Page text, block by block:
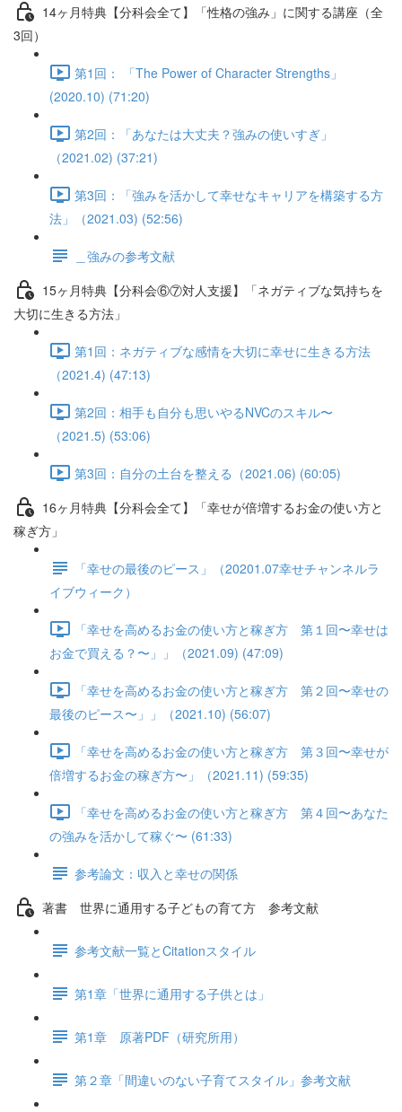
14ヶ月特典【分科会全て】「性格の強み」に関する講座（全
3回）
第1回： 「The Power of Character Strengths」
(2020.10) (71:20)
第2回：「あなたは大丈夫？強みの使いすぎ」
（2021.02) (37:21)
第3回：「強みを活かして幸せなキャリアを構築する方
法」（2021.03) (52:56)
＿強みの参考文献
15ヶ月特典【分科会⑥⑦対人支援】「ネガティブな気持ちを
大切に生きる方法」
第1回：ネガティブな感情を大切に幸せに生きる方法
（2021.4) (47:13)
第2回：相手も自分も思いやるNVCのスキル〜
（2021.5) (53:06)
第3回：自分の土台を整える（2021.06) (60:05)
16ヶ月特典【分科会全て】「幸せが倍増するお金の使い方と
稼ぎ方」
「幸せの最後のピース」（20201.07幸せチャンネルラ
イブウィーク）
「幸せを高めるお金の使い方と稼ぎ方 第１回〜幸せは
お金で買える？〜」」（2021.09) (47:09)
「幸せを高めるお金の使い方と稼ぎ方 第２回〜幸せの
最後のピース〜」」（2021.10) (56:07)
「幸せを高めるお金の使い方と稼ぎ方 第３回〜幸せが
倍増するお金の稼ぎ方〜」（2021.11) (59:35)
「幸せを高めるお金の使い方と稼ぎ方 第４回〜あなた
の強みを活かして稼ぐ〜 (61:33)
参考論文：収入と幸せの関係
著書 世界に通用する子どもの育て方 参考文献
参考文献一覧とCitationスタイル
第1章「世界に通用する子供とは」
第1章 原著PDF（研究所用）
第２章「間違いのない子育てスタイル」参考文献